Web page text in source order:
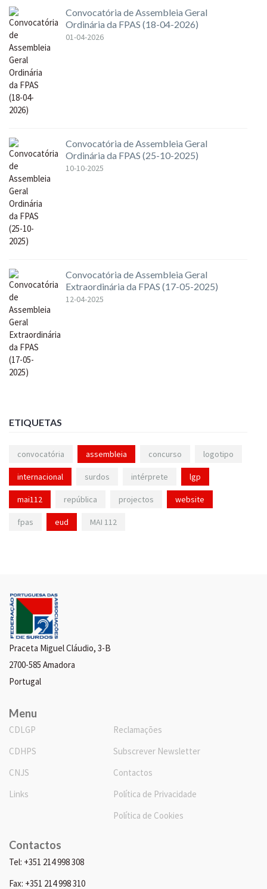
Convocatória de Assembleia Geral
Ordinária da FPAS (18-04-2026)
01-04-2026
Convocatória de Assembleia Geral
Ordinária da FPAS (25-10-2025)
10-10-2025
Convocatória de Assembleia Geral
Extraordinária da FPAS (17-05-2025)
12-04-2025
ETIQUETAS
convocatória assembleia concurso logotipo
internacional surdos intérprete lgp
mai112 república projectos website
fpas eud MAI 112
Praceta Miguel Cláudio, 3-B
2700-585 Amadora
Portugal
Menu
CDLGP
CDHPS
CNJS
Links
Reclamações
Subscrever Newsletter
Contactos
Política de Privacidade
Política de Cookies
Contactos
Tel: +351 214 998 308
Fax: +351 214 998 310